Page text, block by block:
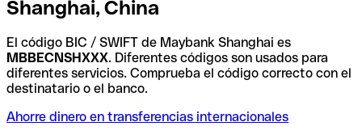
Shanghai, China
El código BIC / SWIFT de Maybank Shanghai es
MBBECNSHXXX. Diferentes códigos son usados para
diferentes servicios. Comprueba el código correcto con el
destinatario o el banco.
Ahorre dinero en transferencias internacionales